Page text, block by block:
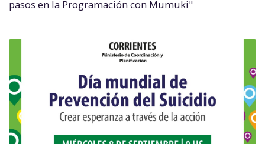
pasos en la Programación con Mumuki"